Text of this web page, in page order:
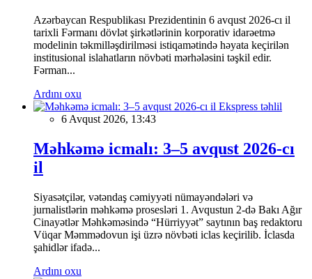
Azərbaycan Respublikası Prezidentinin 6 avqust 2026-cı il
tarixli Fərmanı dövlət şirkətlərinin korporativ idarəetmə
modelinin təkmilləşdirilməsi istiqamətində həyata keçirilən
institusional islahatların növbəti mərhələsini təşkil edir.
Fərman...
Ardını oxu
Ekspress təhlil
6 Avqust 2026, 13:43
Məhkəmə icmalı: 3–5 avqust 2026-cı
il
Siyasətçilər, vətəndaş cəmiyyəti nümayəndələri və
jurnalistlərin məhkəmə prosesləri 1. Avqustun 2-də Bakı Ağır
Cinayətlər Məhkəməsində “Hürriyyət” saytının baş redaktoru
Vüqar Məmmədovun işi üzrə növbəti iclas keçirilib. İclasda
şahidlər ifadə...
Ardını oxu